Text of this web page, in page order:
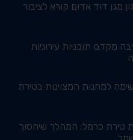
מגן דוד אדום קורא לציבור
מקדם תוכניות עירוניות
למחנות המצוינות בטירת
טירת כרמל: המהלך שיחסוך